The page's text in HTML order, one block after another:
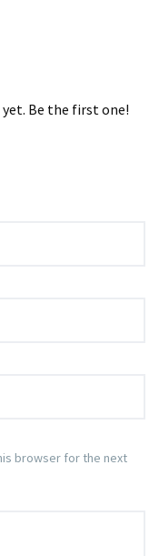
Be the first one!
browser for the next